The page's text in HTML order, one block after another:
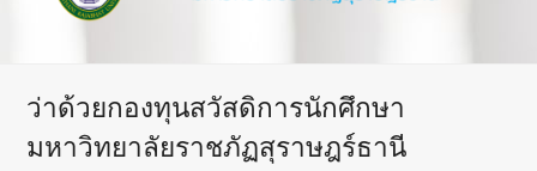
ว่าด้วยกองทุนสวัสดิการนักศึกษา
มหาวิทยาลัยราชภัฏสุราษฎร์ธานี